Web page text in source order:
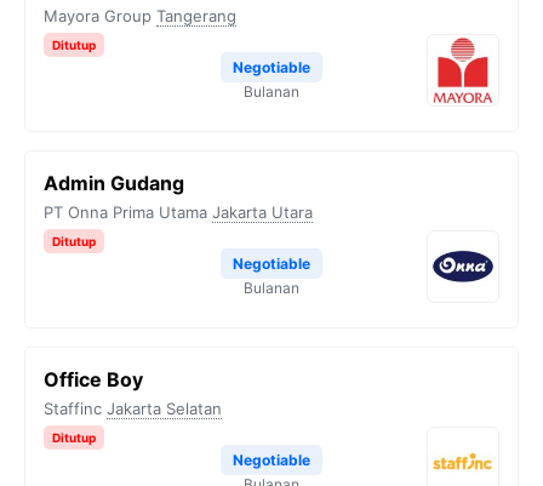
Mayora Group Tangerang
Ditutup
Negotiable
Bulanan
Admin Gudang
PT Onna Prima Utama Jakarta Utara
Ditutup
Negotiable
Bulanan
Office Boy
Staffinc Jakarta Selatan
Ditutup
Negotiable